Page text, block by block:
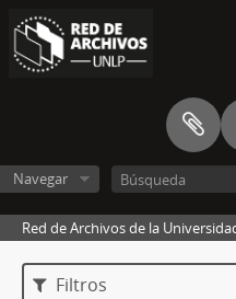
Navegar
Red de Archivos de la
Filtros